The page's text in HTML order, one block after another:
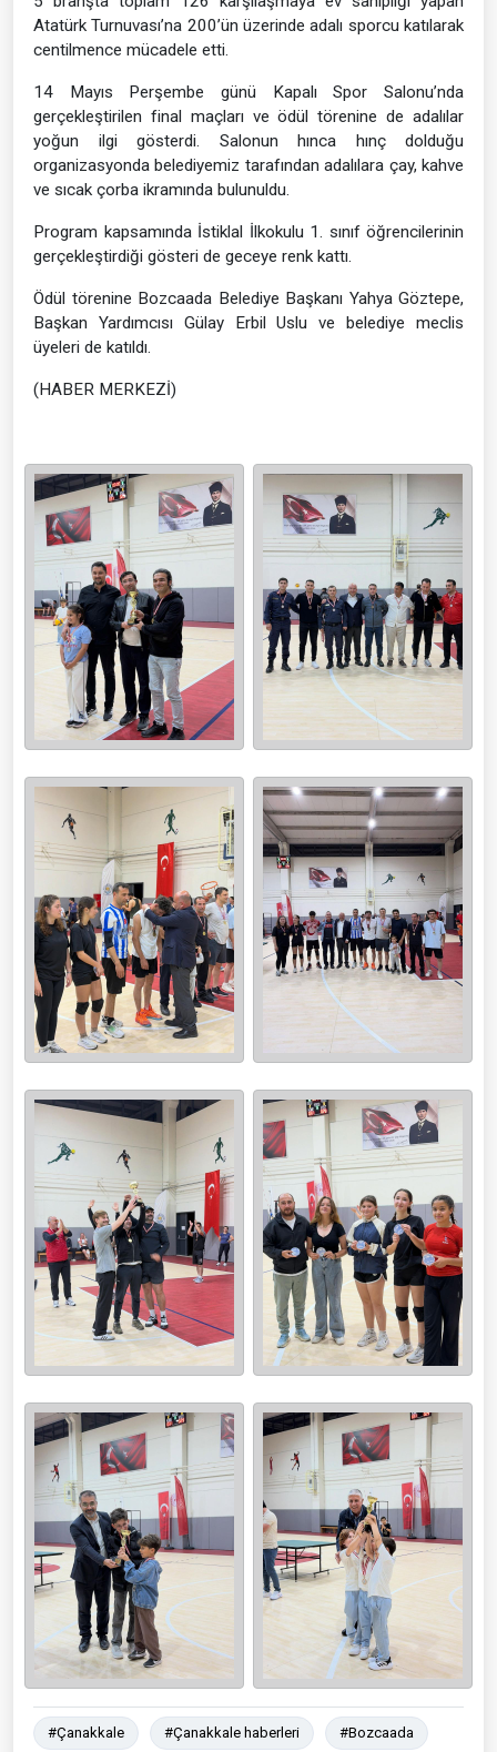
Atatürk Turnuvası’na 200’ün üzerinde adalı sporcu katılarak
centilmence mücadele etti.
14 Mayıs Perşembe günü Kapalı Spor Salonu’nda
gerçekleştirilen final maçları ve ödül törenine de adalılar
yoğun ilgi gösterdi. Salonun hınca hınç dolduğu
organizasyonda belediyemiz tarafından adalılara çay, kahve
ve sıcak çorba ikramında bulunuldu.
Program kapsamında İstiklal İlkokulu 1. sınıf öğrencilerinin
gerçekleştirdiği gösteri de geceye renk kattı.
Ödül törenine Bozcaada Belediye Başkanı Yahya Göztepe,
Başkan Yardımcısı Gülay Erbil Uslu ve belediye meclis
üyeleri de katıldı.
(HABER MERKEZİ)
#Çanakkale #Çanakkale haberleri #Bozcaada